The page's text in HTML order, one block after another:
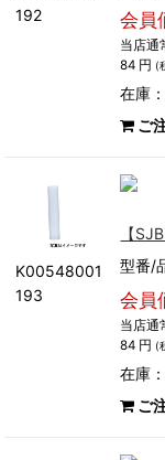
192
会員
当店通
84 円 (
在庫
ご
K00548001
193
【
型番/
会員
当店通
84 円 (
在庫
ご